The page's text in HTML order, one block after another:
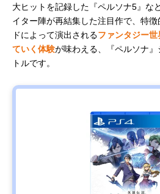
大ヒットを記録した『ペルソナ5』な
イター陣が再結集した注目作で、特
ドによって演出されるファンタジー
ていく体験が味わえる、『ペルソナ
トルです。